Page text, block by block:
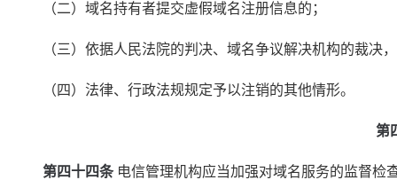
（二）域名持有者提交虚假域名注册信息的；
（三）依据人民法院的判决、域名争议解决机构的裁决
（四）法律、行政法规规定予以注销的其他情形。
第
第四十四条 电信管理机构应当加强对域名服务的监督检